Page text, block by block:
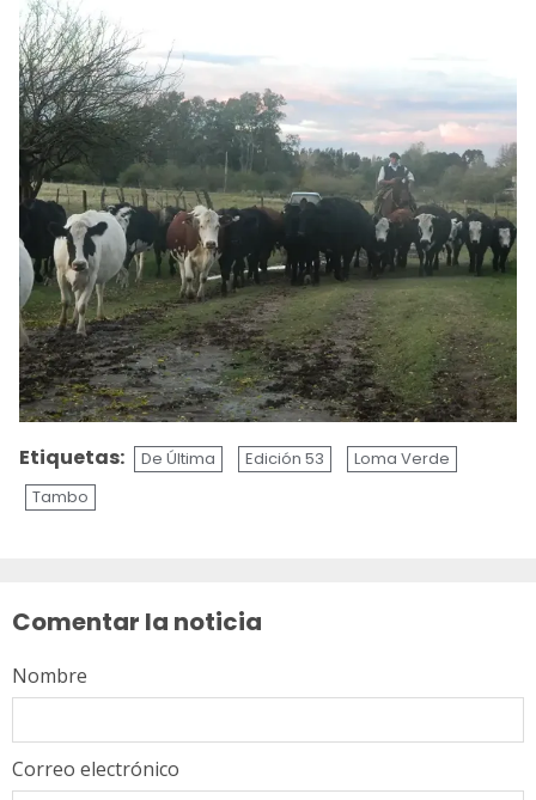
Etiquetas: De Última Edición 53
Loma Verde
Tambo
Comentar la noticia
Nombre
Correo electrónico